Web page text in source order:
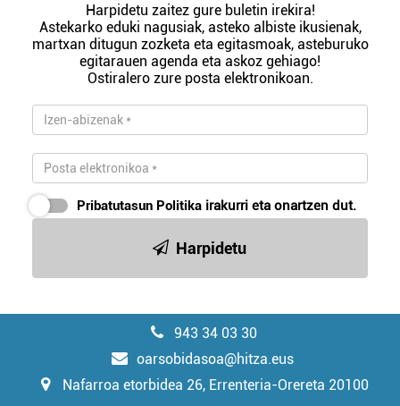
Harpidetu zaitez gure buletin irekira!
Astekarko eduki nagusiak, asteko albiste ikusienak,
martxan ditugun zozketa eta egitasmoak, asteburuko
egitarauen agenda eta askoz gehiago!
Ostiralero zure posta elektronikoan.
Pribatutasun Politika irakurri eta onartzen dut.
Harpidetu
943 34 03 30
oarsobidasoa@hitza.eus
Nafarroa etorbidea 26, Errenteria-Orereta 20100